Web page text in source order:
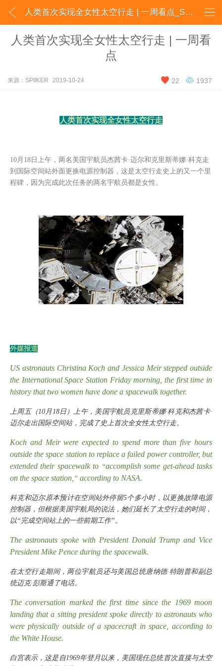
 人类首次实现全女性太空行走 | 一周看点_SPIIKER 
人类首次实现全女性太空行走 | 一周看
点
 1937
 22
来源：SPIIKER 2019-10-24
人类首次实现全女性太空行走
10月18日上午，两名美国宇航员杰茜卡·迈尔和克里斯蒂娜·科克走
到国际空间站外面更换电源控制器，这是太空行走史上的又一个里
程碑，因为完成此次任务的两名宇航员都是女性。
外媒报道
US astronauts Christina Koch and Jessica Meir stepped outside
the International Space Station Friday morning, the first time in
history that two women have done a spacewalk together.
上周五（10月18日）上午，美国宇航员克里斯蒂娜·科克和杰茜卡·
迈尔走出国际空间站，完成了史上首次全女性太空行走。
Koch and Meir were expected to spend more than five hours
outside the space station to replace a failed power controller, but
extended their spacewalk to “accomplish some get-ahead tasks
on the space station, ” according to NASA.
科克和迈尔原本预计在空间站外停留5个多小时，以更换故障电源
控制器，但根据美国宇航局的说法，她们延长了太空行走的时间，
以“完成空间站上的一些前期工作”。
The astronauts spoke with President Donald Trump and Vice
President Mike Pence during the spacewalk.
在太空行走期间，两位宇航员还与美国总统唐纳德·特朗普和副总
统迈克·彭斯通了电话。
The conversation marked the first time since the 1969 moon
landing that a sitting president spoke directly to astronauts who
were physically outside of a spacecraft in space, according to
the White House.
白宫表示，这是自1969年登月以来，美国现任总统首次直接与太空